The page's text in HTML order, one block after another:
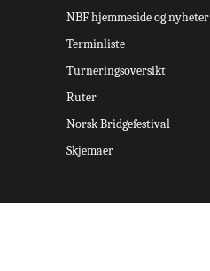
NBF hjemmeside og nyheter
Terminliste
Turneringsoversikt
Ruter
Norsk Bridgefestival
Skjemaer